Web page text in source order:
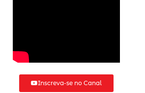
Inscreva-se no Canal